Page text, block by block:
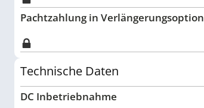
Pachtzahlung in Verlängerungsoption
Technische Daten
DC Inbetriebnahme